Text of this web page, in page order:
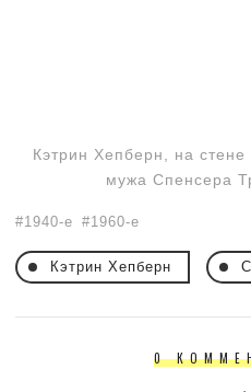
Кэтрин Хепберн, на
мужа Спенсера
1940-е 1960-е
Кэтрин Хепберн
0